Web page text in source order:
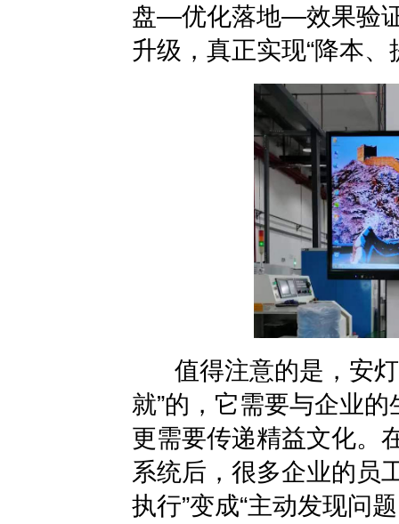
盘—优化落地—效果验
升级，真正实现“降本、
值得注意的是，安灯
就”的，它需要与企业
更需要传递精益文化。
系统后，很多企业的员
执行”变成“主动发现问